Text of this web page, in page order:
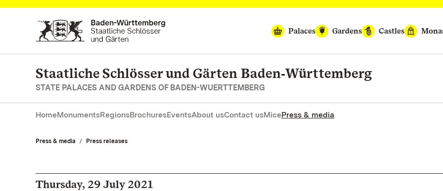
Navigate to main page
Palaces
Gardens Castles
Staatliche Schlösser und Gärten Baden‑Württemberg
STATE PALACES AND GARDENS OF BADEN-WUERTTEMBERG
HomeMonumentsRegionsBrochuresEventsAbout usContact usMicePress & media
Press & media Press releases
Thursday, 29 July 2021